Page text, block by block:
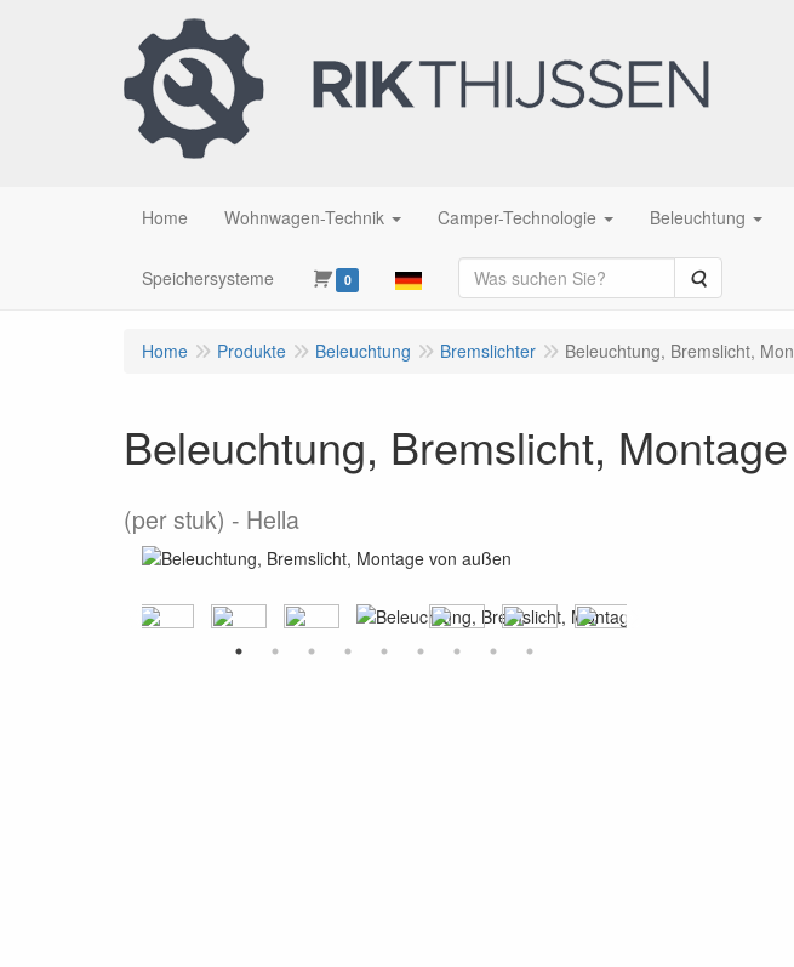
Home Wohnwagen-Technik Camper-Technologie Beleuchtung
Speichersysteme 0 Suche
Home Produkte Beleuchtung Bremslichter Beleuchtung, Bremslicht,
Beleuchtung, Bremslicht,
(per stuk) Hella